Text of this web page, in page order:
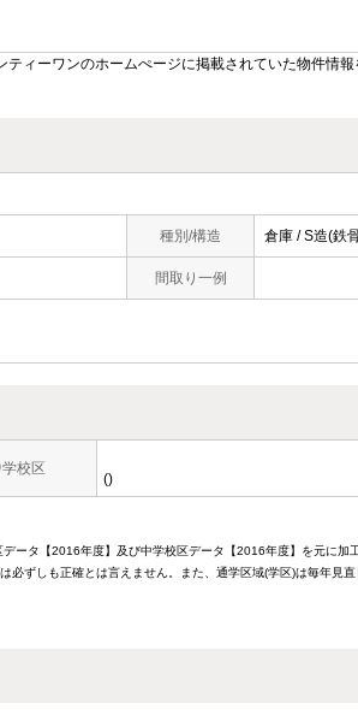
ィーワンのホームぺージに掲載されていた物件情
種別/構造 倉庫 / S造(鉄
間取り一例
校区
()
ータ【2016年度】及び中学校区データ【2016年度】を元に加
ずしも正確とは言えません。また、通学区域(学区)は毎年見